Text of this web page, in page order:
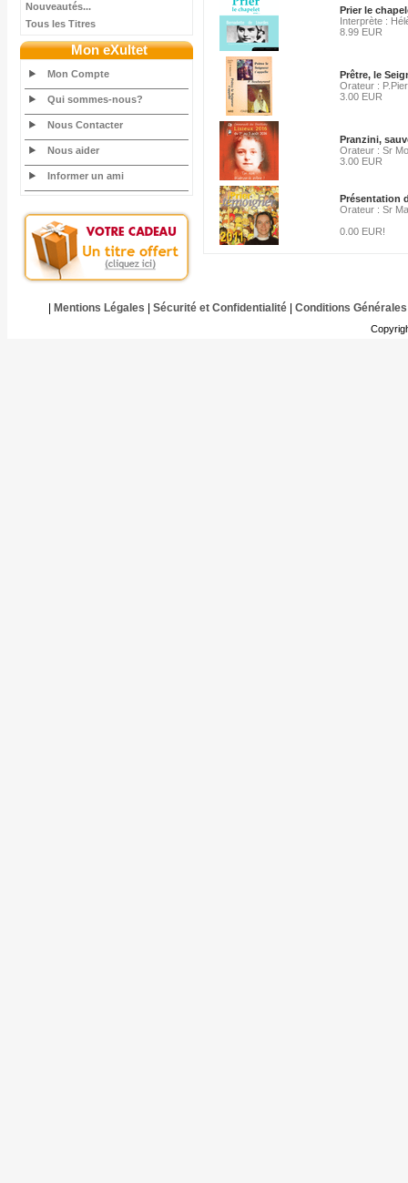
Nouveautés...
Tous les Titres
Mon eXultet
Mon Compte
Qui sommes-nous?
Nous Contacter
Nous aider
Informer un ami
Prier le
Interprète :
8.99 EUR
Prêtre, le
Orateur :
3.00 EUR
Pranzini,
Orateur : Sr
3.00 EUR
Présentation
Orateur : Sr
0.00 EUR!
Mentions Légales Sécurité et Confidentialité| Conditions Générales